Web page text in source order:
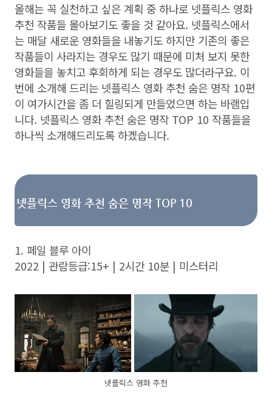
올해는 꼭 실천하고 싶은 계획 중 하나로 넷플릭스 영화
추천 작품들 몰아보기도 좋을 것 같아요. 넷플릭스에서
는 매달 새로운 영화들을 내놓기도 하지만 기존의 좋은
작품들이 사라지는 경우도 많기 때문에 미처 보지 못한
영화들을 놓치고 후회하게 되는 경우도 많더라구요. 이
번에 소개해 드리는 넷플릭스 영화 추천 숨은 명작 10편
이 여가시간을 좀 더 힐링되게 만들었으면 하는 바램입
니다. 넷플릭스 영화 추천 숨은 명작 TOP 10 작품들을
하나씩 소개해드리도록 하겠습니다.
넷플릭스 영화 추천 숨은 명작 TOP 10
1. 페일 블루 아이
2022 | 관람등급:15+ | 2시간 10분 | 미스터리
넷플릭스 영화 추천